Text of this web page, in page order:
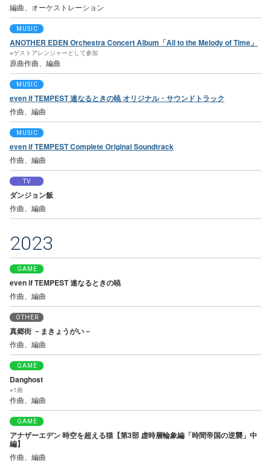
編曲、オーケストレーション
MUSIC
ANOTHER EDEN Orchestra Concert Album「All to the Melody of Time」
※ゲストアレンジャーとして参加
原曲作曲、編曲
MUSIC
even if TEMPEST 連なるときの暁 オリジナル・サウンドトラック
作曲、編曲
MUSIC
even if TEMPEST Complete Original Soundtrack
作曲、編曲
TV
ダンジョン飯
作曲、編曲
2023
GAME
even if TEMPEST 連なるときの暁
作曲、編曲
OTHER
真郷街 －まきょうがい－
作曲、編曲
GAME
Danghost
※1曲
作曲、編曲
GAME
アナザーエデン 時空を超える猫【第3部 虚時層輪象編「時間帝国の逆襲」中
編】
作曲、編曲